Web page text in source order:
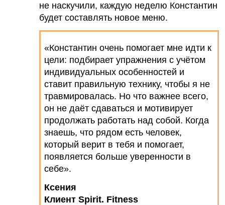
не наскучили, каждую неделю Константин
будет составлять новое меню.
«Константин очень помогает мне идти к
цели: подбирает упражнения с учётом
индивидуальных особенностей и
ставит правильную технику, чтобы я не
травмировалась. Но что важнее всего,
он не даёт сдаваться и мотивирует
продолжать работать над собой. Когда
знаешь, что рядом есть человек,
который верит в тебя и помогает,
появляется больше уверенности в
себе».
Ксения
Клиент Spirit. Fitness